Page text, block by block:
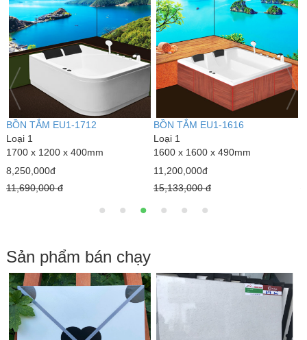
BỒN TẮM EU1-1712
Loại 1
1700 x 1200 x 400mm
8,250,000đ
11,690,000 đ
BỒN TẮM EU1-1616
Loại 1
1600 x 1600 x 490mm
11,200,000đ
15,133,000 đ
Sản phẩm bán chạy